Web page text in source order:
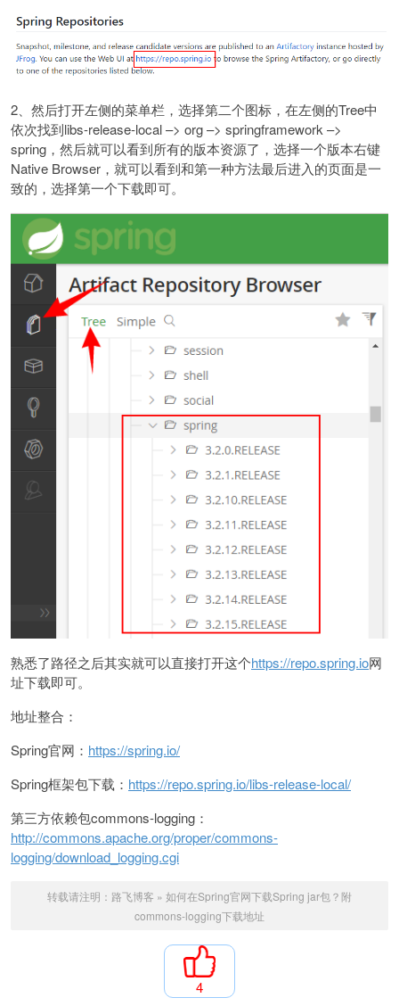
2、然后打开左侧的菜单栏，选择第二个图标，在左侧的Tree中
依次找到libs-release-local –> org –> springframework –>
spring，然后就可以看到所有的版本资源了，选择一个版本右键
Native Browser，就可以看到和第一种方法最后进入的页面是一
致的，选择第一个下载即可。
熟悉了路径之后其实就可以直接打开这个https://repo.spring.io网
址下载即可。
地址整合：
Spring官网： https://spring.io/
Spring框架包下载： https://repo.spring.io/libs-release-local/
第三方依赖包commons-logging：
http://commons.apache.org/proper/commons-
logging/download_logging.cgi
转载请注明： 路飞博客 » 如何在Spring官网下载Spring jar包？附
commons-logging下载地址
4